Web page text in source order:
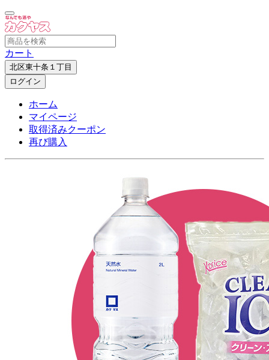
カート
北区東十条１丁目
ログイン
ホーム
マイページ
取得済みクーポン
再び購入